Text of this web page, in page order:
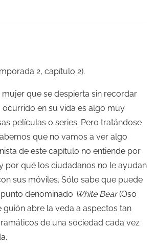
2, capítulo 2).
mujer que se despierta sin recordar
ocurrido en su vida es algo muy
películas o series. Pero tratándose
que no vamos a ver algo
de este capítulo no entiende por
por qué los ciudadanos no le ayudan
sus móviles. Sólo sabe que puede
denominado White Bear(Oso
guión abre la veda a aspectos tan
de una sociedad cada vez